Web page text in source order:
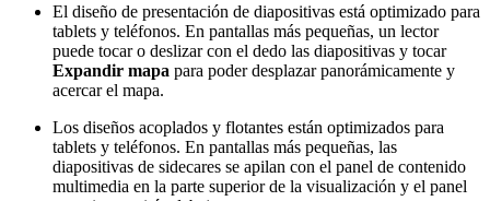
El diseño de presentación de diapositivas está optimizado para
tablets y teléfonos. En pantallas más pequeñas, un lector
puede tocar o deslizar con el dedo las diapositivas y tocar
Expandir mapa para poder desplazar panorámicamente y
acercar el mapa.
Los diseños acoplados y flotantes están optimizados para
tablets y teléfonos. En pantallas más pequeñas, las
diapositivas de sidecares se apilan con el panel de contenido
multimedia en la parte superior de la visualización y el panel